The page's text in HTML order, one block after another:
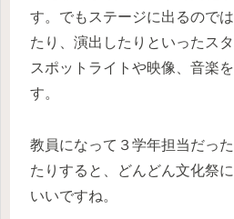
す。でもステージに出るので
たり、演出したりといったス
スポットライトや映像、音楽
す。
教員になって３学年担当だっ
たりすると、どんどん文化祭
いいですね。